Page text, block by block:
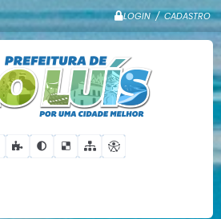
LOGIN / CADASTRO